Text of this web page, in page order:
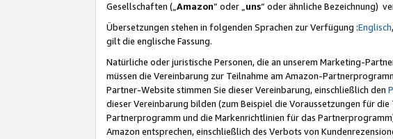
Gesellschaften („Amazon“ oder „uns“ oder ähnliche Bezeichnung)
Übersetzungen stehen in folgenden Sprachen zur Verfügung :Englisch,
gilt die englische Fassung.
Natürliche oder juristische Personen, die an unserem Marketing-
müssen die Vereinbarung zur Teilnahme am Amazon-
Partner-Website stimmen Sie dieser Vereinbarung, einschließlich den
dieser Vereinbarung bilden (zum Beispiel die Voraussetzungen für
Partnerprogramm und die Markenrichtlinien für das
Amazon entsprechen, einschließlich des Verbots von